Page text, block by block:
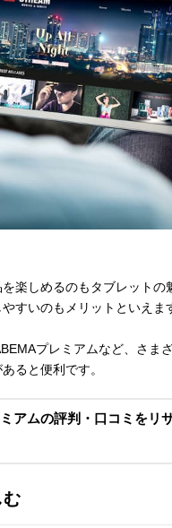
楽しめるのもタブレット
すいのもメリットといえま
プレミアムなど、さま
ると便利です。
アムの評判・口コミをリ